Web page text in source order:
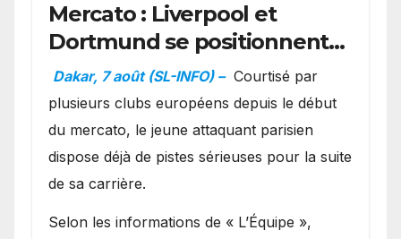
Mercato : Liverpool et
Dortmund se positionnent
en favoris pour recruter
Ibrahim Mbaye
Dakar, 7 août (SL-INFO) – Courtisé par
plusieurs clubs européens depuis le début
du mercato, le jeune attaquant parisien
dispose déjà de pistes sérieuses pour la suite
de sa carrière.
Selon les informations de « L’Équipe »,